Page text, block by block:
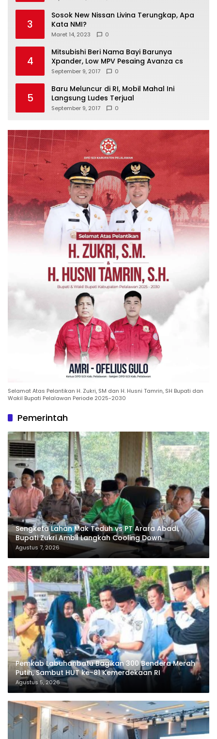
3
Sosok New Nissan Livina Terungkap, Apa
Kata NMI?
Maret 14, 2023 0
4
Mitsubishi Beri Nama Bayi Barunya
Xpander, Low MPV Pesaing Avanza cs
September 9, 2017 0
5
Baru Meluncur di RI, Mobil Mahal Ini
Langsung Ludes Terjual
September 9, 2017 0
Selamat Atas Pelantikan H. Zukri, SM dan H. Husni Tamrin, SH Bupati dan
Wakil Bupati Pelalawan Periode 2025-2030
Pemerintah
Sengketa Lahan Mak Teduh vs PT Arara Abadi,
Bupati Zukri Ambil Langkah Cooling Down
Agustus 7, 2026
Pemkab Labuhanbatu Bagikan 300 Bendera Merah
Putih, Sambut HUT ke-81 Kemerdekaan RI
Agustus 5, 2026